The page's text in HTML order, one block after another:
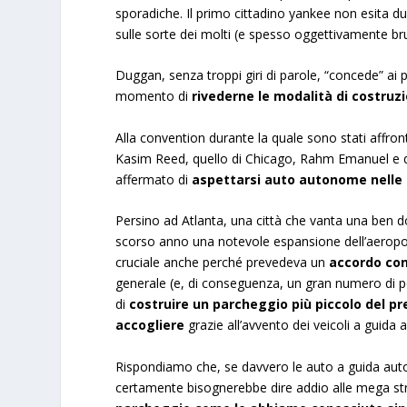
sporadiche. Il primo cittadino yankee non esita
sulle sorte dei molti (e spesso oggettivamente
Duggan, senza troppi giri di parole, “concede” ai
momento di rivederne le modalità di
Alla convention durante la quale sono stati
Kasim Reed, quello di Chicago, Rahm Emanuel
affermato di aspettarsi auto autonome
Persino ad Atlanta, una città che vanta una ben
scorso anno una notevole espansione
cruciale anche perché prevedeva un accordo
generale (e, di conseguenza, un gran numero di
di costruire un parcheggio più piccolo del
accogliere grazie all’avvento dei veicoli a
Rispondiamo che, se davvero le auto a guida
certamente bisognerebbe dire addio alle mega